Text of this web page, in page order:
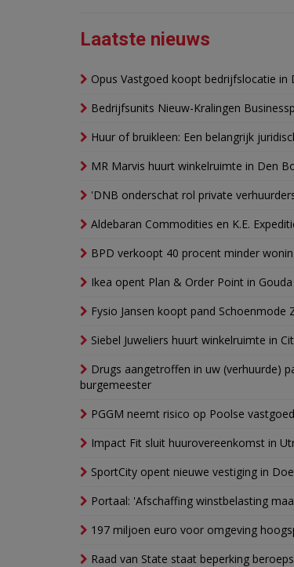
Laatste nieuws
Opus Vastgoed koopt bedrijfslocatie in
Bedrijfsunits Nieuw-Kralingen
Huur of bruikleen: Een belangrijk
MR Marvis huurt winkelruimte in Den
'DNB onderschat rol private
Aldebaran Commodities en K.E.
BPD verkoopt 40 procent minder
Ikea opent Plan & Order Point in Gouda
Fysio Jansen koopt pand Schoenmode
Siebel Juweliers huurt winkelruimte in
Drugs aangetroffen in uw (verhuurde)
burgemeester
PGGM neemt risico op Poolse
Impact Fit sluit huurovereenkomst in
SportCity opent nieuwe vestiging in
Portaal: 'Afschaffing winstbelasting
197 miljoen euro voor omgeving
Raad van State staat beperking